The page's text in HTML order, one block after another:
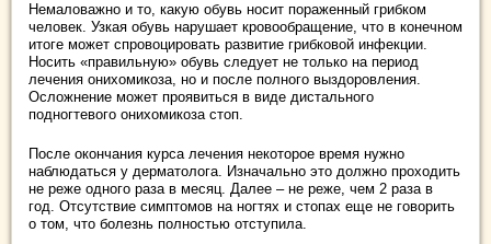
Немаловажно и то, какую обувь носит пораженный грибком
человек. Узкая обувь нарушает кровообращение, что в конечном
итоге может спровоцировать развитие грибковой инфекции.
Носить «правильную» обувь следует не только на период
лечения онихомикоза, но и после полного выздоровления.
Осложнение может проявиться в виде дистального
подногтевого онихомикоза стоп.
После окончания курса лечения некоторое время нужно
наблюдаться у дерматолога. Изначально это должно проходить
не реже одного раза в месяц. Далее – не реже, чем 2 раза в
год. Отсутствие симптомов на ногтях и стопах еще не говорить
о том, что болезнь полностью отступила.